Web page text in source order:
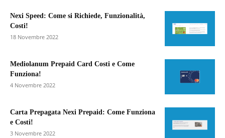
Nexi Speed: Come si Richiede, Funzionalità,
Costi!
18 Novembre 2022
Mediolanum Prepaid Card Costi e Come
Funziona!
4 Novembre 2022
Carta Prepagata Nexi Prepaid: Come Funziona
e Costi!
3 Novembre 2022